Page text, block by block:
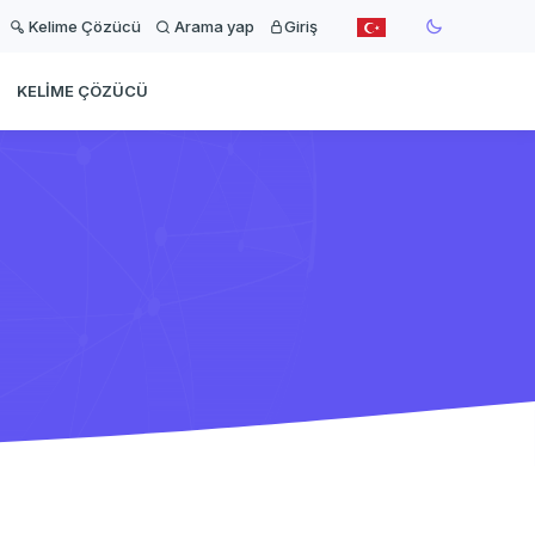
Kelime Çözücü Arama yap Giriş
KELIME ÇÖZÜCÜ